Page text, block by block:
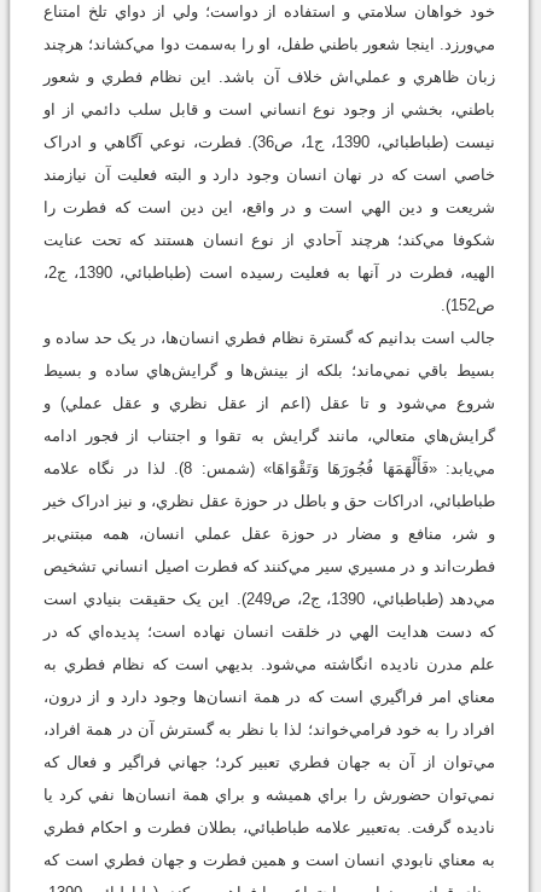
خود خواهان سلامتي و استفاده از دواست؛ ولي از دواي تلخ امتناع
مي‌ورزد. اينجا شعور باطني طفل، او را به‌سمت دوا مي‌کشاند؛ هرچند
زبان ظاهري و عملي‌اش خلاف آن باشد. اين نظام فطري و شعور
باطني، بخشي از وجود نوع انساني است و قابل سلب دائمي از او
نيست (طباطبائي، 1390، ج1، ص36). فطرت، نوعي آگاهي و ادراک
خاصي است که در نهان انسان وجود دارد و البته فعليت آن نيازمند
شريعت و دين الهي است و در واقع، اين دين است که فطرت را
شکوفا مي‌کند؛ هرچند آحادي از نوع انسان هستند که تحت عنايت
الهيه، فطرت در آنها به ‌فعليت رسيده است (طباطبائي، 1390، ج‏2،
ص152).
جالب است بدانيم که گسترة نظام فطري انسان‌ها، در يک حد ساده و
بسيط باقي نمي‌ماند؛ بلکه از بينش‌ها و گرايش‌هاي ساده و بسيط
شروع مي‌شود و تا عقل (اعم از عقل نظري و عقل عملي) و
گرايش‌هاي متعالي، مانند گرايش به تقوا و اجتناب از فجور ادامه
مي‌يابد: «فَأَلْهَمَهَا فُجُورَهَا وَتَقْوَاهَا» (شمس: 8). لذا در نگاه علامه
طباطبائي، ادراکات حق و باطل در حوزة عقل نظري، و نيز ادراک خير
و شر، منافع و مضار در حوزة عقل عملي انسان، همه مبتني‌بر
فطرت‌اند و در مسيري سير مي‌کنند که فطرت اصيل انساني تشخيص
مي‌دهد (طباطبائي، 1390، ج‏2، ص249). اين يک حقيقت بنيادي است
که دست هدايت الهي در خلقت انسان نهاده است؛ پديده‌اي که در
علم مدرن ناديده انگاشته مي‌شود. بديهي است که نظام فطري به
معناي امر فراگيري است که در همة انسان‌ها وجود دارد و از درون،
افراد را به خود فرامي‌خواند؛ لذا با نظر به گسترش آن در همة افراد،
مي‌توان از آن به جهان فطري تعبير کرد؛ جهاني فراگير و فعال که
نمي‌توان حضورش را براي هميشه و براي همة انسان‌ها نفي کرد يا
ناديده گرفت. به‌تعبير علامه طباطبائي، بطلان فطرت و احکام فطري
به ‌معناي نابودي انسان است و همين فطرت و جهان فطري است که